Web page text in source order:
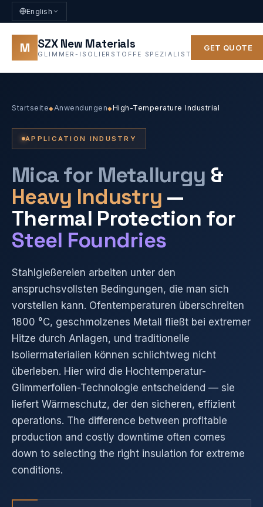
English
M SZX New Materials
GLIMMER-ISOLIERSTOFFE SPEZIALIST
GET QUOTE
Startseite◆Anwendungen◆High-Temperature Industrial
APPLICATION INDUSTRY
Mica for Metallurgy &
Heavy Industry —
Thermal Protection for
Steel Foundries
Stahlgießereien arbeiten unter den
anspruchsvollsten Bedingungen, die man sich
vorstellen kann. Ofentemperaturen überschreiten
1800 °C, geschmolzenes Metall fließt bei extremer
Hitze durch Anlagen, und traditionelle
Isoliermaterialien können schlichtweg nicht
überleben. Hier wird die Hochtemperatur-
Glimmerfolien-Technologie entscheidend — sie
liefert Wärmeschutz, der den sicheren, effizient
operations. The difference between profitable
production and costly downtime often comes
down to selecting the right insulation for extreme
conditions.